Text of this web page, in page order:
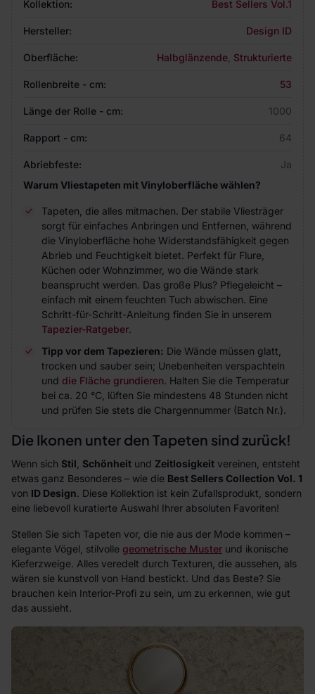
Kollektion: Best Sellers Vol.1
Hersteller: Design ID
Oberfläche: Halbglänzende Strukturierte
Rollenbreite - cm: 53
Länge der Rolle - cm: 1000
Rapport - cm: 64
Abriebfeste:
Ja
Warum Vliestapeten mit Vinyloberfläche wählen?
Tapeten, die alles mitmachen. Der stabile Vliesträger
sorgt für einfaches Anbringen und Entfernen, während
die Vinyloberfläche hohe Widerstandsfähigkeit gegen
Abrieb und Feuchtigkeit bietet. Perfekt für Flure,
Küchen oder Wohnzimmer, wo die Wände stark
beansprucht werden. Das große Plus? Pflegeleicht –
einfach mit einem feuchten Tuch abwischen. Eine
Schritt-für-Schritt-Anleitung finden Sie in unserem
Tapezier-Ratgeber.
Tipp vor dem Tapezieren: Die Wände müssen glatt,
trocken und sauber sein; Unebenheiten verspachteln
und die Fläche grundieren. Halten Sie die Temperatur
bei ca. 20 °C, lüften Sie mindestens 48 Stunden nicht
und prüfen Sie stets die Chargennummer (Batch Nr.).
Die Ikonen unter den Tapeten sind zurück!
Wenn sich Stil Schönheit und Zeitlosigkeit vereinen, entsteht
etwas ganz Besonderes – wie die Best Sellers Collection Vol. 1
von ID Design. Diese Kollektion ist kein Zufallsprodukt, sondern
eine liebevoll kuratierte Auswahl Ihrer absoluten Favoriten!
Stellen Sie sich Tapeten vor, die nie aus der Mode kommen –
elegante Vögel, stilvolle geometrische Muster und ikonische
Kieferzweige. Alles veredelt durch Texturen, die aussehen, als
wären sie kunstvoll von Hand bestickt. Und das Beste? Sie
brauchen kein Interior-Profi zu sein, um zu erkennen, wie gut
das aussieht.